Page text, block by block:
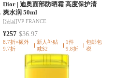
Dior |迪奥面部防晒霜 高度保护清
爽水润 50ml
[法国]VP FRANCE
¥257 $36.97
8.7折×额外
9.7折
新人补贴
减$2
1件
9.8折
包邮包
税